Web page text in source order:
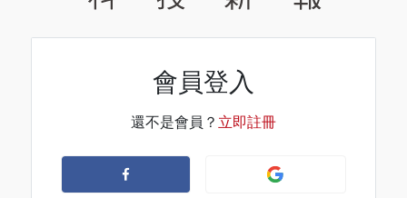
會員登入
還不是會員？ 立即註冊